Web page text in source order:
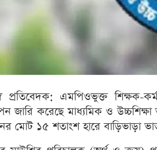
প্রতিবেদক: এমপিওভুক্ত শিক্ষক-
জারি করেছে মাধ্যমিক ও
মোট ১৫ শতাংশ হারে বাড়িভাড়া